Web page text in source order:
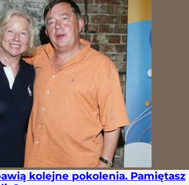
kolejne pokolenia. Pamiętasz